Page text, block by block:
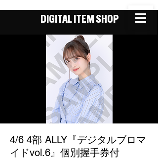
DIGITAL ITEM SHOP
4/6 4部 ALLY『デジタルブロマ
イドvol.6』個別握手券付